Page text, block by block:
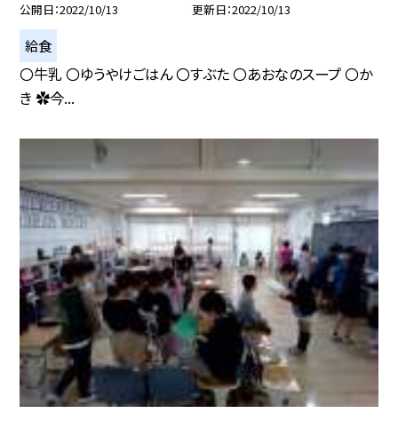
公開日 2022/10/13 更新日 2022/10/13
給食
〇牛乳 〇ゆうやけごはん 〇すぶた 〇あおなのスープ 〇か
き ✿今...